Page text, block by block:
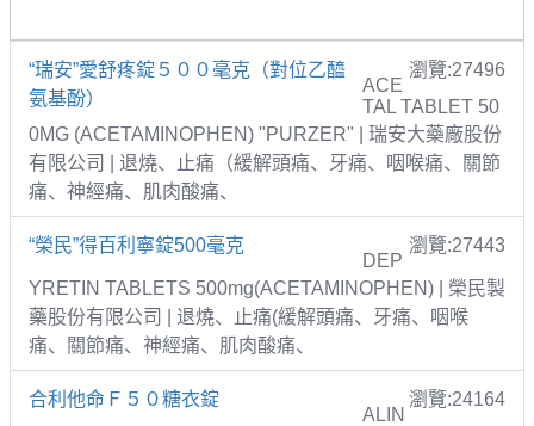
“瑞安”愛舒疼錠５００毫克（對位乙醯
氨基酚）
瀏覽:27496
ACE
TAL TABLET 50
0MG (ACETAMINOPHEN) "PURZER" | 瑞安大藥廠股份
有限公司 | 退燒、止痛（緩解頭痛、牙痛、咽喉痛、關節
痛、神經痛、肌肉酸痛、
“榮民”得百利寧錠500毫克 瀏覽:27443
DEP
YRETIN TABLETS 500mg(ACETAMINOPHEN) | 榮民製
藥股份有限公司 | 退燒、止痛(緩解頭痛、牙痛、咽喉
痛、關節痛、神經痛、肌肉酸痛、
合利他命Ｆ５０糖衣錠 瀏覽:24164
ALIN